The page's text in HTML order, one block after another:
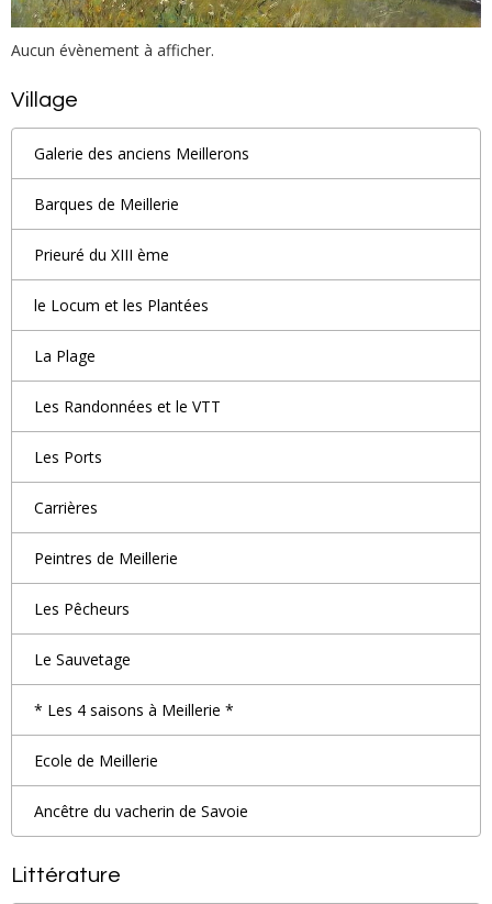
Aucun évènement à afficher.
Village
Galerie des anciens Meillerons
Barques de Meillerie
Prieuré du XIII ème
le Locum et les Plantées
La Plage
Les Randonnées et le VTT
Les Ports
Carrières
Peintres de Meillerie
Les Pêcheurs
Le Sauvetage
* Les 4 saisons à Meillerie *
Ecole de Meillerie
Ancêtre du vacherin de Savoie
Littérature